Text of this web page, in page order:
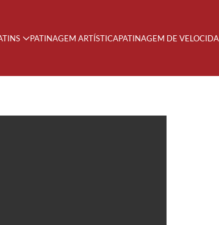
PATINAGEM ARTÍSTICAPATINAGEM DE